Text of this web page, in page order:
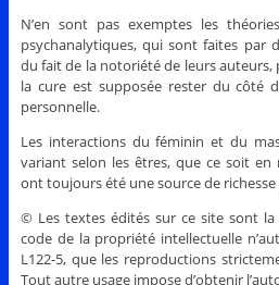
N’en sont pas exemptes les
psychanalytiques, qui sont faites par
du fait de la notoriété de leurs auteurs,
la cure est supposée rester du côté
personnelle.
Les interactions du féminin et du
variant selon les êtres, que ce soit
ont toujours été une source de
© Les textes édités sur ce site sont
code de la propriété intellectuelle
L122-5, que les reproductions
Tout autre usage impose d’obtenir